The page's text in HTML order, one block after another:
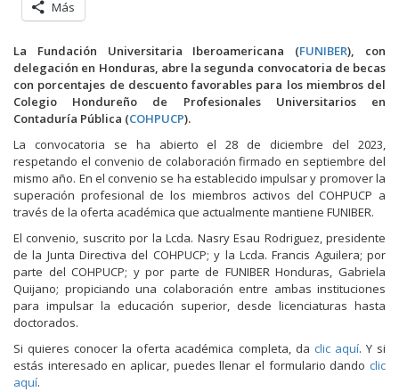
Más
La Fundación Universitaria Iberoamericana (FUNIBER), con
delegación en Honduras, abre la segunda convocatoria de becas
con porcentajes de descuento favorables para los miembros del
Colegio Hondureño de Profesionales Universitarios en
Contaduría Pública (COHPUCP).
La convocatoria se ha abierto el 28 de diciembre del 2023,
respetando el convenio de colaboración firmado en septiembre del
mismo año. En el convenio se ha establecido impulsar y promover la
superación profesional de los miembros activos del COHPUCP a
través de la oferta académica que actualmente mantiene FUNIBER.
El convenio, suscrito por la Lcda. Nasry Esau Rodriguez, presidente
de la Junta Directiva del COHPUCP; y la Lcda. Francis Aguilera; por
parte del COHPUCP; y por parte de FUNIBER Honduras, Gabriela
Quijano; propiciando una colaboración entre ambas instituciones
para impulsar la educación superior, desde licenciaturas hasta
doctorados.
Si quieres conocer la oferta académica completa, da clic aquí. Y si
estás interesado en aplicar, puedes llenar el formulario dando clic
aquí.